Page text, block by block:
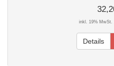
inkl. 19% MwSt.
Details